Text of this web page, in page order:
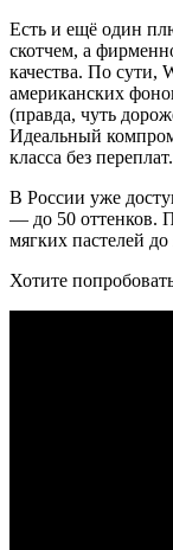
Есть и ещё один
скотчем, а
качества. По сути,
американских
(правда, чуть
Идеальный
класса без переплат.
В России уже
— до 50 оттенков.
мягких пастелей
Хотите